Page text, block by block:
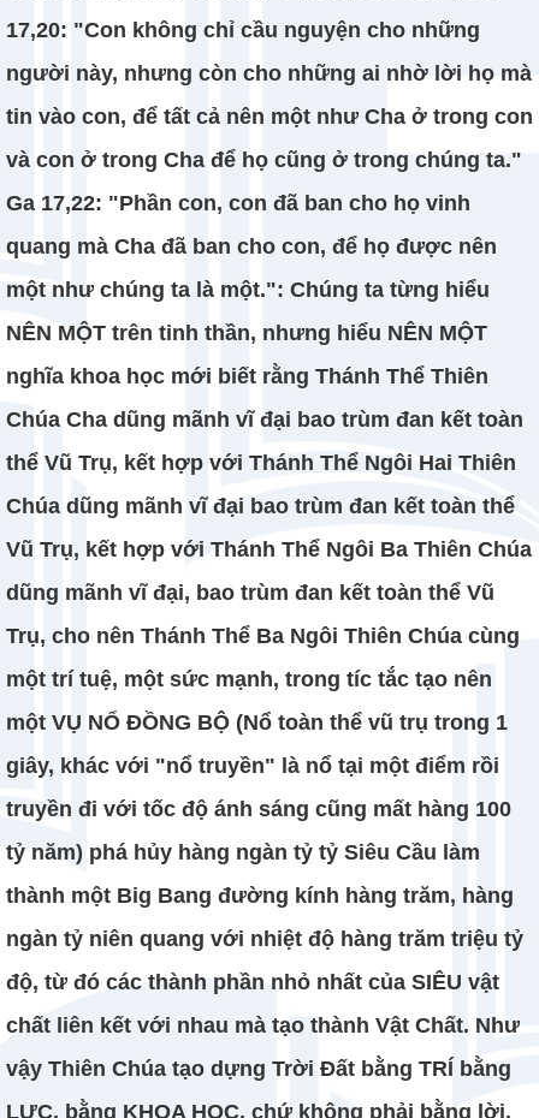
17,20: "Con không chỉ cầu nguyện cho những
người này, nhưng còn cho những ai nhờ lời họ mà
tin vào con, để tất cả nên một như Cha ở trong con
và con ở trong Cha để họ cũng ở trong chúng ta."
Ga 17,22: "Phần con, con đã ban cho họ vinh
quang mà Cha đã ban cho con, để họ được nên
một như chúng ta là một.": Chúng ta từng hiểu
NÊN MỘT trên tinh thần, nhưng hiểu NÊN MỘT
nghĩa khoa học mới biết rằng Thánh Thể Thiên
Chúa Cha dũng mãnh vĩ đại bao trùm đan kết toàn
thể Vũ Trụ, kết hợp với Thánh Thể Ngôi Hai Thiên
Chúa dũng mãnh vĩ đại bao trùm đan kết toàn thể
Vũ Trụ, kết hợp với Thánh Thể Ngôi Ba Thiên Chúa
dũng mãnh vĩ đại, bao trùm đan kết toàn thể Vũ
Trụ, cho nên Thánh Thể Ba Ngôi Thiên Chúa cùng
một trí tuệ, một sức mạnh, trong tíc tắc tạo nên
một VỤ NỔ ĐỒNG BỘ (Nổ toàn thể vũ trụ trong 1
giây, khác với "nổ truyền" là nổ tại một điểm rồi
truyền đi với tốc độ ánh sáng cũng mất hàng 100
tỷ năm) phá hủy hàng ngàn tỷ tỷ Siêu Cầu làm
thành một Big Bang đường kính hàng trăm, hàng
ngàn tỷ niên quang với nhiệt độ hàng trăm triệu tỷ
độ, từ đó các thành phần nhỏ nhất của SIÊU vật
chất liên kết với nhau mà tạo thành Vật Chất. Như
vậy Thiên Chúa tạo dựng Trời Đất bằng TRÍ bằng
LỰC, bằng KHOA HỌC, chứ không phải bằng lời.